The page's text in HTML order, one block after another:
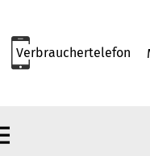
Verbrauchertelefon